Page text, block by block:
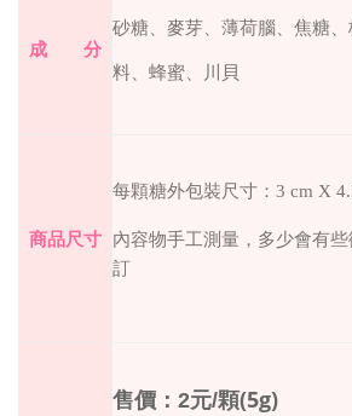
成 分
砂糖、麥芽、薄荷腦、焦糖
料、蜂蜜、川貝
商品尺寸
每顆糖外包裝尺寸：3 cm X
內容物手工測量，多少會有
訂
售價： 2元/顆(5g)